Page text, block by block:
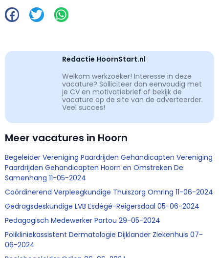
Redactie HoornStart.nl
Welkom werkzoeker! Interesse in deze
vacature? Solliciteer dan eenvoudig met
je CV en motivatiebrief of bekijk de
vacature op de site van de adverteerder.
Veel succes!
Meer vacatures in Hoorn
Begeleider Vereniging Paardrijden Gehandicapten Vereniging
Paardrijden Gehandicapten Hoorn en Omstreken De
Samenhang 11-05-2024
Coördinerend Verpleegkundige Thuiszorg Omring 11-06-2024
Gedragsdeskundige LVB Esdégé-Reigersdaal 05-06-2024
Pedagogisch Medewerker Partou 29-05-2024
Polikliniekassistent Dermatologie Dijklander Ziekenhuis 07-
06-2024